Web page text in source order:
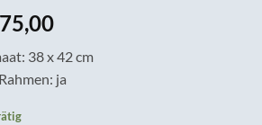
38 x 42 cm
ja